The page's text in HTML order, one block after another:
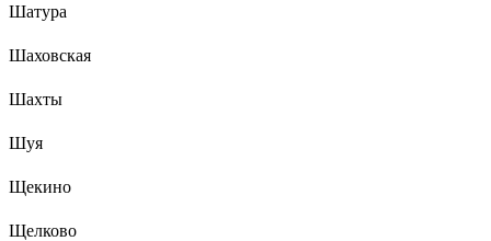
Шатура
Шаховская
Шахты
Шуя
Щекино
Щелково